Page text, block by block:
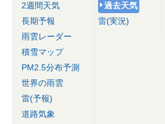
2週間天気
長期予報
雨雲レーダー
積雪マップ
PM2.5分布予測
世界の雨雲
雷(予報)
道路気象
過去天気
雷(実況)